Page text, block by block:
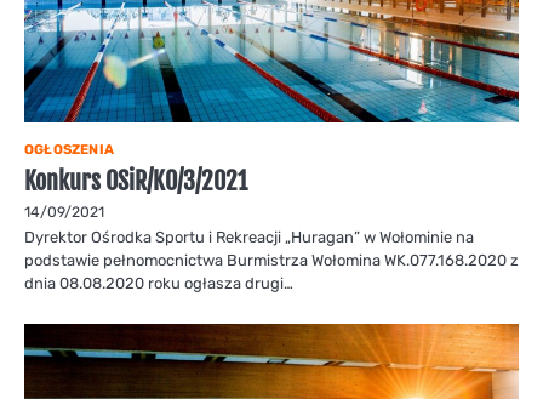
OGŁOSZENIA
Konkurs OSiR/KO/3/2021
14/09/2021
Dyrektor Ośrodka Sportu i Rekreacji „Huragan” w Wołominie na
podstawie pełnomocnictwa Burmistrza Wołomina WK.077.168.2020 z
dnia 08.08.2020 roku ogłasza drugi…